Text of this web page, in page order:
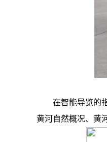
在智能导览的
黄河自然概况、黄